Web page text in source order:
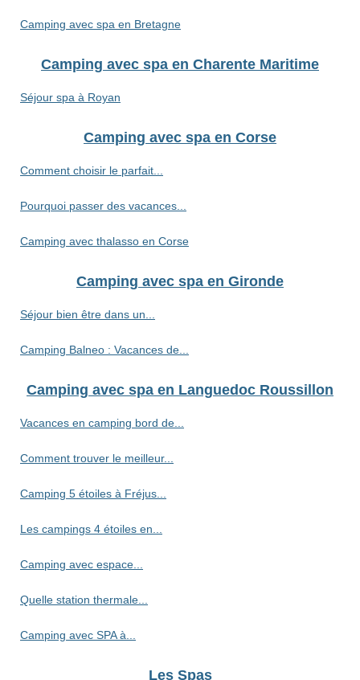
Camping avec spa en Bretagne
Camping avec spa en Charente Maritime
Séjour spa à Royan
Camping avec spa en Corse
Comment choisir le parfait...
Pourquoi passer des vacances...
Camping avec thalasso en Corse
Camping avec spa en Gironde
Séjour bien être dans un...
Camping Balneo : Vacances de...
Camping avec spa en Languedoc Roussillon
Vacances en camping bord de...
Comment trouver le meilleur...
Camping 5 étoiles à Fréjus...
Les campings 4 étoiles en...
Camping avec espace...
Quelle station thermale...
Camping avec SPA à...
Les Spas